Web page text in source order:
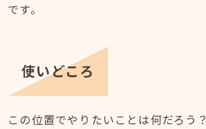
です。
使いどころ
この位置でやりたいことは何だろう？